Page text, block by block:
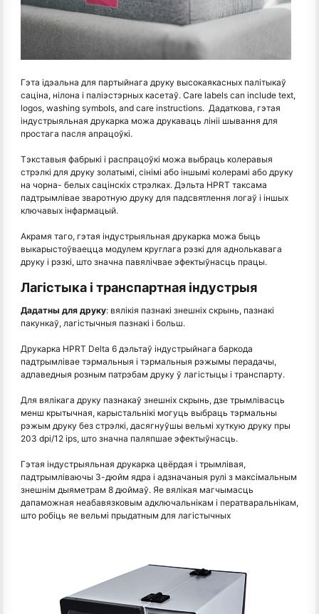
Гэта ідэальна для партыйнага друку высокаякасных палітыкаў
саціна, нілона і паліэстэрных касетаў. Care labels can include text,
logos, washing symbols, and care instructions. Дадаткова, гэтая
індустрыяльная друкарка можа друкаваць лініі шывання для
простага пасля апрацоўкі.
Тэкставыя фабрыкі і распрацоўкі можа выбраць колеравыя
стрэлкі для друку золатымі, сінімі або іншымі колерамі або друку
на чорна- белых сацінскіх стрэлках. Дэльта HPRT таксама
падтрымлівае зваротную друку для падсвятлення логаў і іншых
ключавых інфармацый.
Акрамя таго, гэтая індустрыяльная друкарка можа быць
выкарыстоўваецца модулем круглага рэзкі для аднолькавага
друку і рэзкі, што значна павялічвае эфектыўнасць працы.
Лагістыка і транспартная індустрыя
Дадатны для друку: вялікія пазнакі знешніх скрынь, пазнакі
пакункаў, лагістычныя пазнакі і больш.
Друкарка HPRT Delta 6 дэльтаў індустрыйнага баркода
падтрымлівае тэрмальныя і тэрмальныя рэжымы перадачы,
адпаведныя розным патрэбам друку ў лагістыцы і транспарту.
Для вялікага друку пазнакаў знешніх скрынь, дзе трымлівасць
менш крытычная, карыстальнікі могуць выбраць тэрмальны
рэжым друку без стрэлкі, дасягнуўшы вельмі хуткую друку пры
203 dpi/12 ips, што значна паляпшае эфектыўнасць.
Гэтая індустрыяльная друкарка цвёрдая і трымлівая,
падтрымліваючы 3-дюйм ядра і адзначаныя рулі з максімальным
знешнім дыяметрам 8 дюймаў. Яе вялікая магчымасць
дапаможная неабавязковым адключальнікам і ператваральнікам,
што робіць яе вельмі прыдатным для лагістычных